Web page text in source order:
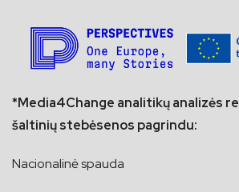
*Media4Change analitikų analizės
šaltinių stebėsenos pagrindu:
Nacionalinė spauda